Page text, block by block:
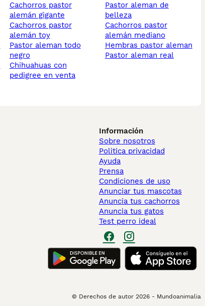
cachorros pastor
alemán gigante
cachorros pastor
alemán toy
pastor aleman todo
negro
chihuahuas con
pedigree en venta
pastor aleman de
belleza
cachorros pastor
alemán mediano
hembras pastor aleman
pastor aleman real
Información
Sobre nosotros
Politica privacidad
Ayuda
Prensa
Condiciones de uso
Anunciar tus mascotas
Anuncia tus cachorros
Anuncia tus gatos
Test perro ideal
© Derechos de autor 2026 - Mundoanimalia